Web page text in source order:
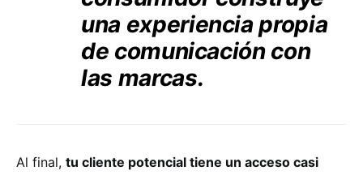
una experiencia propia
de comunicación con
las marcas.
Al final, tu cliente potencial tiene un acceso casi